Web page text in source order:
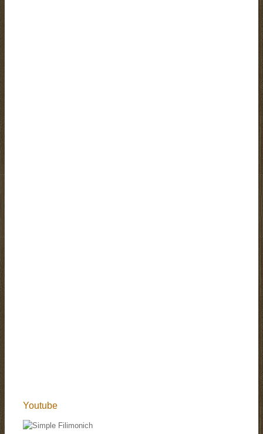
Youtube